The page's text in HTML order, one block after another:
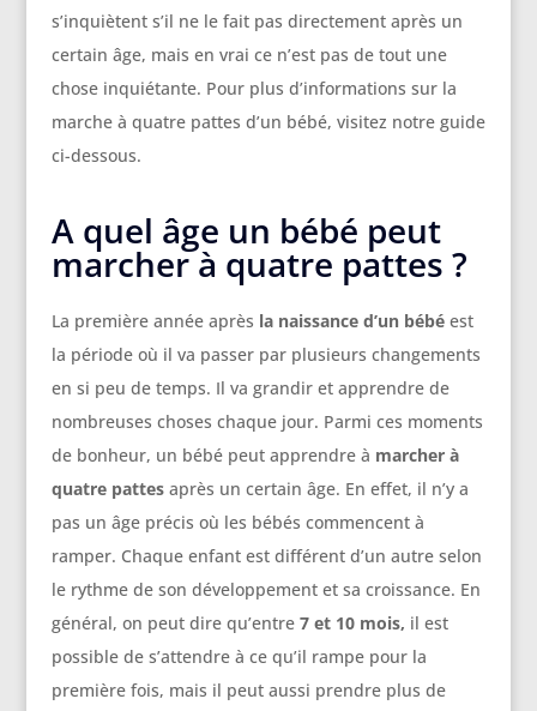
s’inquiètent s’il ne le fait pas directement après un
certain âge, mais en vrai ce n’est pas de tout une
chose inquiétante. Pour plus d’informations sur la
marche à quatre pattes d’un bébé, visitez notre guide
ci-dessous.
A quel âge un bébé peut
marcher à quatre pattes ?
La première année après la naissance d’un bébé est
la période où il va passer par plusieurs changements
en si peu de temps. Il va grandir et apprendre de
nombreuses choses chaque jour. Parmi ces moments
de bonheur, un bébé peut apprendre à marcher à
quatre pattesaprès un certain âge. En effet, il n’y a
pas un âge précis où les bébés commencent à
ramper. Chaque enfant est différent d’un autre selon
le rythme de son développement et sa croissance. En
général, on peut dire qu’entre7 et 10 mois, il est
possible de s’attendre à ce qu’il rampe pour la
première fois, mais il peut aussi prendre plus de